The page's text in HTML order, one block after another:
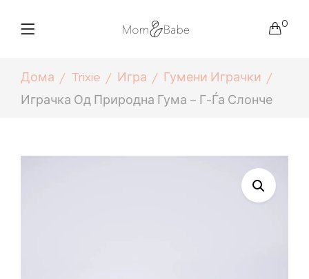
0
Дома Trixie Игра
Гумени Играчки
Играчка Од Природна Гума – Г-Ѓа Слонче